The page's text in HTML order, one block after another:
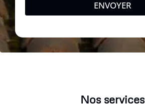
ENVOYER
Nos services